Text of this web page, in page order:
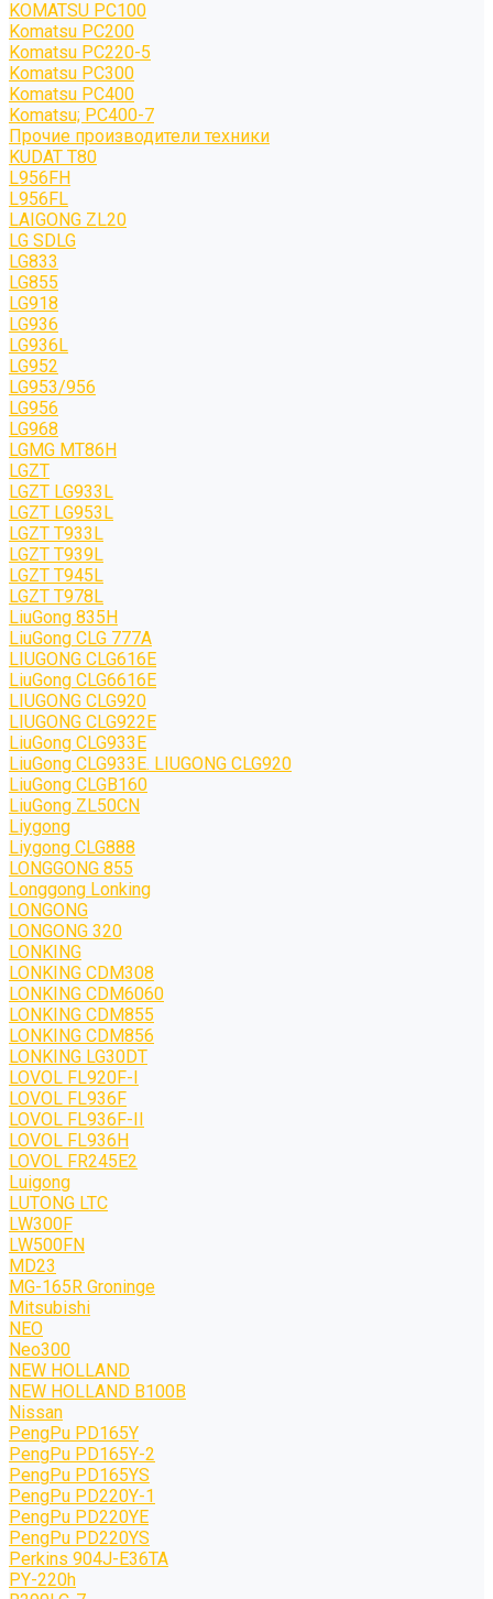
KOMATSU PC100
Komatsu PC200
Komatsu PC220-5
Komatsu PC300
Komatsu PC400
Komatsu; PC400-7
Прочие производители техники
KUDAT T80
L956FH
L956FL
LAIGONG ZL20
LG SDLG
LG833
LG855
LG918
LG936
LG936L
LG952
LG953/956
LG956
LG968
LGMG MT86H
LGZT
LGZT LG933L
LGZT LG953L
LGZT T933L
LGZT T939L
LGZT T945L
LGZT T978L
LiuGong 835H
LiuGong CLG 777A
LIUGONG CLG616E
LiuGong CLG6616E
LIUGONG CLG920
LIUGONG CLG922E
LiuGong CLG933E
LiuGong CLG933E. LIUGONG CLG920
LiuGong CLGB160
LiuGong ZL50CN
Liygong
Liygong CLG888
LONGGONG 855
Longgong Lonking
LONGONG
LONGONG 320
LONKING
LONKING CDM308
LONKING CDM6060
LONKING CDM855
LONKING CDM856
LONKING LG30DT
LOVOL FL920F-I
LOVOL FL936F
LOVOL FL936F-II
LOVOL FL936H
LOVOL FR245E2
Luigong
LUTONG LTC
LW300F
LW500FN
MD23
MG-165R Groninge
Mitsubishi
NEO
Neo300
NEW HOLLAND
NEW HOLLAND B100B
Nissan
PengPu PD165Y
PengPu PD165Y-2
PengPu PD165YS
PengPu PD220Y-1
PengPu PD220YE
PengPu PD220YS
Perkins 904J-E36TA
PY-220h